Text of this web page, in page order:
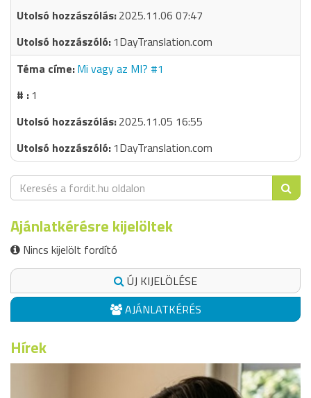
2025.11.06 07:47
1DayTranslation.com
Mi vagy az MI? #1
1
2025.11.05 16:55
1DayTranslation.com
Ajánlatkérésre kijelöltek
Nincs kijelölt fordító
ÚJ KIJELÖLÉSE
AJÁNLATKÉRÉS
Hírek